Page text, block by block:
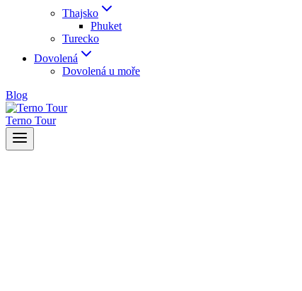
Thajsko
Phuket
Turecko
Dovolená
Dovolená u moře
Blog
Terno Tour